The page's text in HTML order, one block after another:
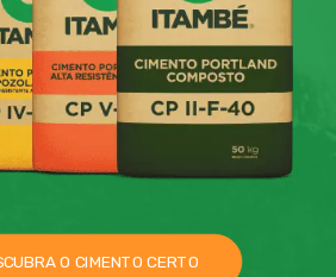
O CIMENTO CERTO